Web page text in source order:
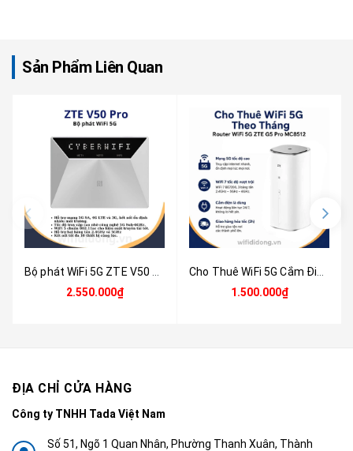
Sản Phẩm Liên Quan
2.550.000₫
1.500.000₫
ĐỊA CHỈ CỬA HÀNG
Công ty TNHH Tada Việt Nam
Số 51, Ngõ 1 Quan Nhân, Phường Thanh Xuân, Thành